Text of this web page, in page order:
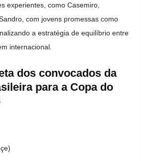
experientes, como Casemiro,
com jovens promessas como
a estratégia de equilíbrio entre
internacional.
dos convocados da
para a Copa do